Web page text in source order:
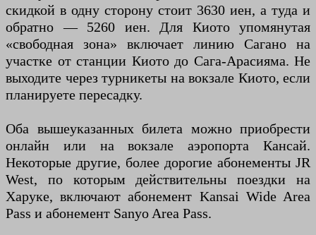
скидкой в одну сторону стоит 3630 иен, а туда и
обратно — 5260 иен. Для Киото упомянутая
«свободная зона» включает линию Сагано на
участке от станции Киото до Сага-Арасияма. Не
выходите через турникеты на вокзале Киото, если
планируете пересадку.
Оба вышеуказанных билета можно приобрести
онлайн или на вокзале аэропорта Кансай.
Некоторые другие, более дорогие абонементы JR
West, по которым действительны поездки на
Харуке, включают абонемент Kansai Wide Area
Pass и абонемент Sanyo Area Pass.